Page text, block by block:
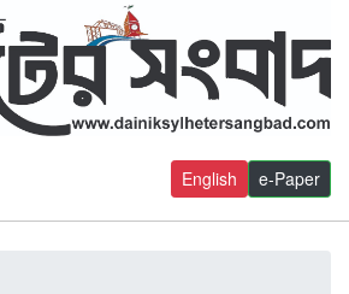
e-Paper
English